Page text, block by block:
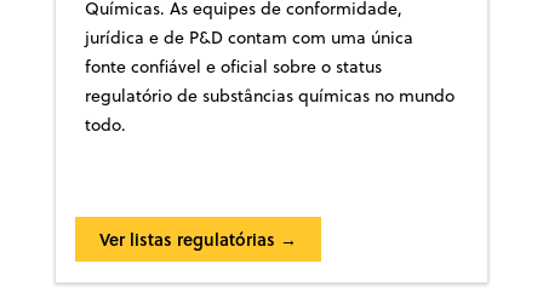
Químicas. As equipes de conformidade,
jurídica e de P&D contam com uma única
fonte confiável e oficial sobre o status
regulatório de substâncias químicas no mundo
todo.
Ver listas regulatórias →